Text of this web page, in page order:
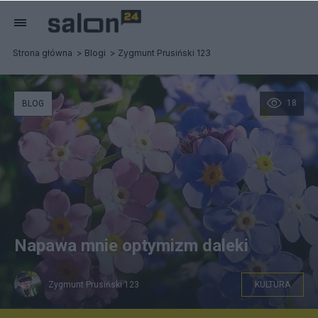
Strona główna Blogi Zygmunt Prusiński 123
18
BLOG
Napawa mnie optymizm daleki
Zygmunt Prusiński 123 KULTURA